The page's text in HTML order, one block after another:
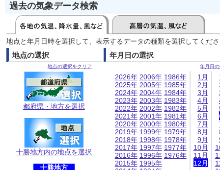
過去の気象データ検索
地点と年月日時を選択して、表示するデータの種類を選択してくだ
地点の選択
地点の選択をクリア
都府県・地方を選択
十勝地方内の地点を選択
十勝地方
年月日の選択
年月日
2026年
2025年
2024年
2023年
2022年
2021年
2020年
2019年
2018年
2017年
2016年
2015年
2006年
2005年
2004年
2003年
2002年
2001年
2000年
1999年
1998年
1997年
1996年
1995年
1986年
1985年
1984年
1983年
1982年
1981年
1980年
1979年
1978年
1977年
1976年
1月
2月
3月
4月
5月
6月
7月
8月
9月
10月
11月
12月